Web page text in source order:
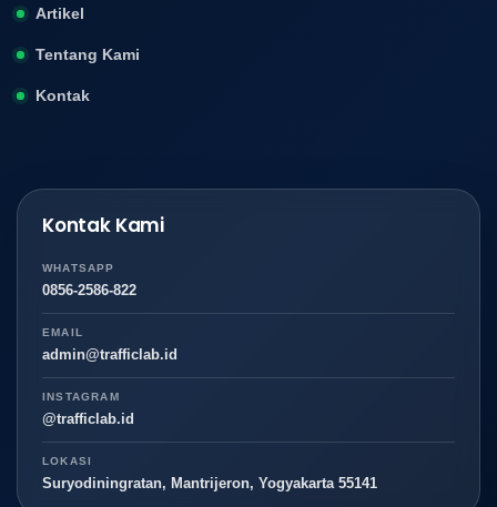
Artikel
Tentang Kami
Kontak
Kontak Kami
WHATSAPP
0856-2586-822
EMAIL
admin@trafficlab.id
INSTAGRAM
@trafficlab.id
LOKASI
Suryodiningratan, Mantrijeron, Yogyakarta 55141